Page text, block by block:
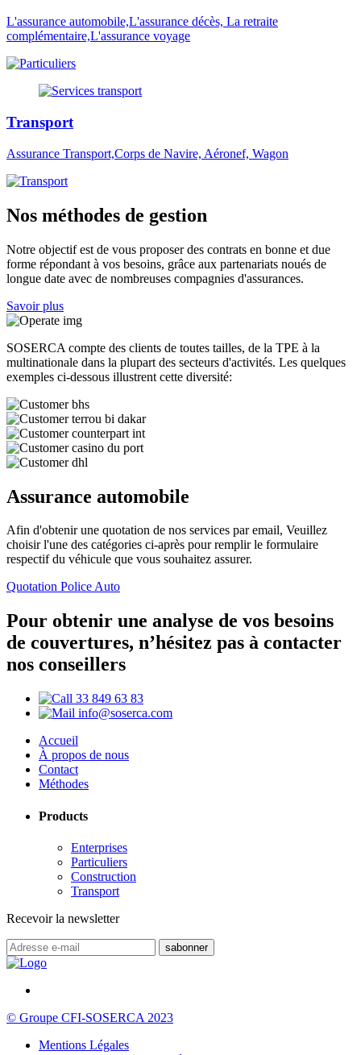
L'assurance automobile,L'assurance décès, La retraite
complémentaire,L'assurance voyage
Transport
Assurance Transport,Corps de Navire, Aéronef, Wagon
Nos méthodes de gestion
Notre objectif est de vous proposer des contrats en bonne et due
forme répondant à vos besoins, grâce aux partenariats noués de
longue date avec de nombreuses compagnies d'assurances.
Savoir plus
SOSERCA compte des clients de toutes tailles, de la TPE à la
multinationale dans la plupart des secteurs d'activités. Les quelques
exemples ci-dessous illustrent cette diversité:
Assurance automobile
Afin d'obtenir une quotation de nos services par email, Veuillez
choisir l'une des catégories ci-après pour remplir le formulaire
respectif du véhicule que vous souhaitez assurer.
Quotation Police Auto
Pour obtenir une analyse de vos besoins
de couvertures, n’hésitez pas à contacter
nos conseillers
33 849 63 83
info@soserca.com
Accueil
À propos de nous
Contact
Méthodes
Products
Enterprises
Particuliers
Construction
Transport
Recevoir la newsletter
© Groupe CFI-SOSERCA 2023
Mentions Légales